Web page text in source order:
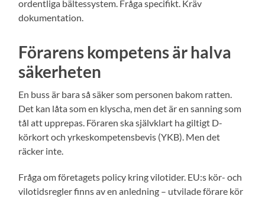
ordentliga bältessystem. Fråga specifikt. Kräv
dokumentation.
Förarens kompetens är halva
säkerheten
En buss är bara så säker som personen bakom ratten.
Det kan låta som en klyscha, men det är en sanning som
tål att upprepas. Föraren ska självklart ha giltigt D-
körkort och yrkeskompetensbevis (YKB). Men det
räcker inte.
Fråga om företagets policy kring vilotider. EU:s kör- och
vilotidsregler finns av en anledning – utvilade förare kör